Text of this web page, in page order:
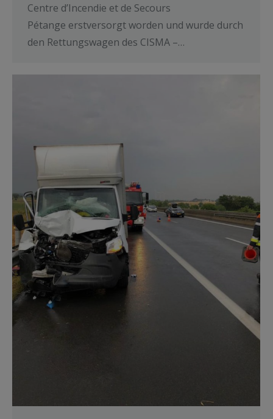
Centre d’Incendie et de Secours
Pétange erstversorgt worden und wurde durch
den Rettungswagen des CISMA –…